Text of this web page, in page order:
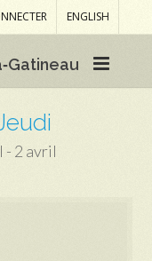
ENGLISH
- 2 avril